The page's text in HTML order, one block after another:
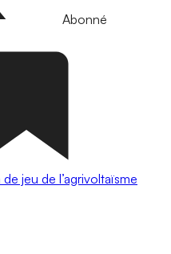
Abonné
jeu de l’agrivoltaïsme